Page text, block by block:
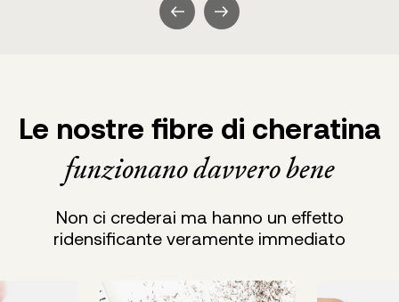
Le nostre fibre di cheratina
funzionano davvero bene
Non ci crederai ma hanno un effetto
ridensificante veramente immediato